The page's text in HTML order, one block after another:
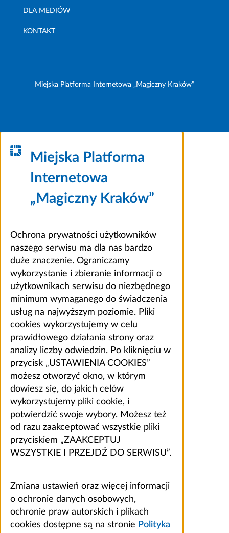
DLA MEDIÓW
KONTAKT
Miejska Platforma Internetowa „Magiczny Kraków”
Miejska Platforma
Internetowa
„Magiczny Kraków”
Ochrona prywatności użytkowników
naszego serwisu ma dla nas bardzo
duże znaczenie. Ograniczamy
wykorzystanie i zbieranie informacji o
użytkownikach serwisu do niezbędnego
minimum wymaganego do świadczenia
usług na najwyższym poziomie. Pliki
cookies wykorzystujemy w celu
prawidłowego działania strony oraz
analizy liczby odwiedzin. Po kliknięciu w
przycisk „USTAWIENIA COOKIES”
możesz otworzyć okno, w którym
dowiesz się, do jakich celów
wykorzystujemy pliki cookie, i
potwierdzić swoje wybory. Możesz też
od razu zaakceptować wszystkie pliki
przyciskiem „ZAAKCEPTUJ
WSZYSTKIE I PRZEJDŹ DO SERWISU”.
Zmiana ustawień oraz więcej informacji
o ochronie danych osobowych,
ochronie praw autorskich i plikach
cookies dostępne są na stronie Polityka